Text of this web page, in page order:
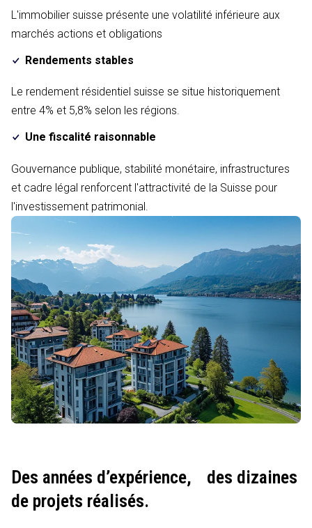
L'immobilier suisse présente une volatilité inférieure aux
marchés actions et obligations
Rendements stables
Le rendement résidentiel suisse se situe historiquement
entre 4% et 5,8% selon les régions.
Une fiscalité raisonnable
Gouvernance publique, stabilité monétaire, infrastructures
et cadre légal renforcent l'attractivité de la Suisse pour
l'investissement patrimonial.
Des années d’expérience,
des dizaines
de projets réalisés.